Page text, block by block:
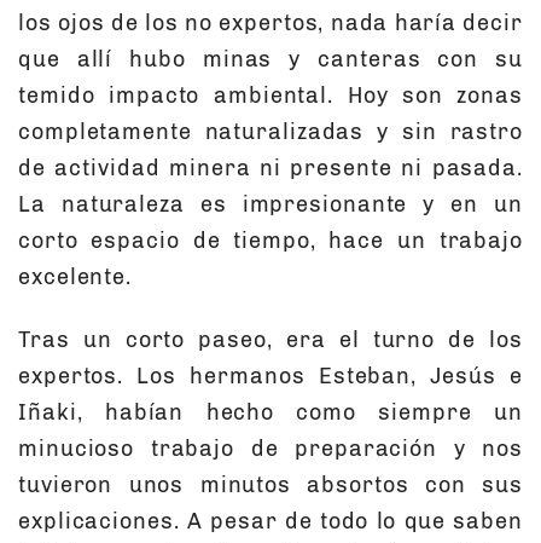
los ojos de los no expertos, nada haría decir
que allí hubo minas y canteras con su
temido impacto ambiental. Hoy son zonas
completamente naturalizadas y sin rastro
de actividad minera ni presente ni pasada.
La naturaleza es impresionante y en un
corto espacio de tiempo, hace un trabajo
excelente.
Tras un corto paseo, era el turno de los
expertos. Los hermanos Esteban, Jesús e
Iñaki, habían hecho como siempre un
minucioso trabajo de preparación y nos
tuvieron unos minutos absortos con sus
explicaciones. A pesar de todo lo que saben